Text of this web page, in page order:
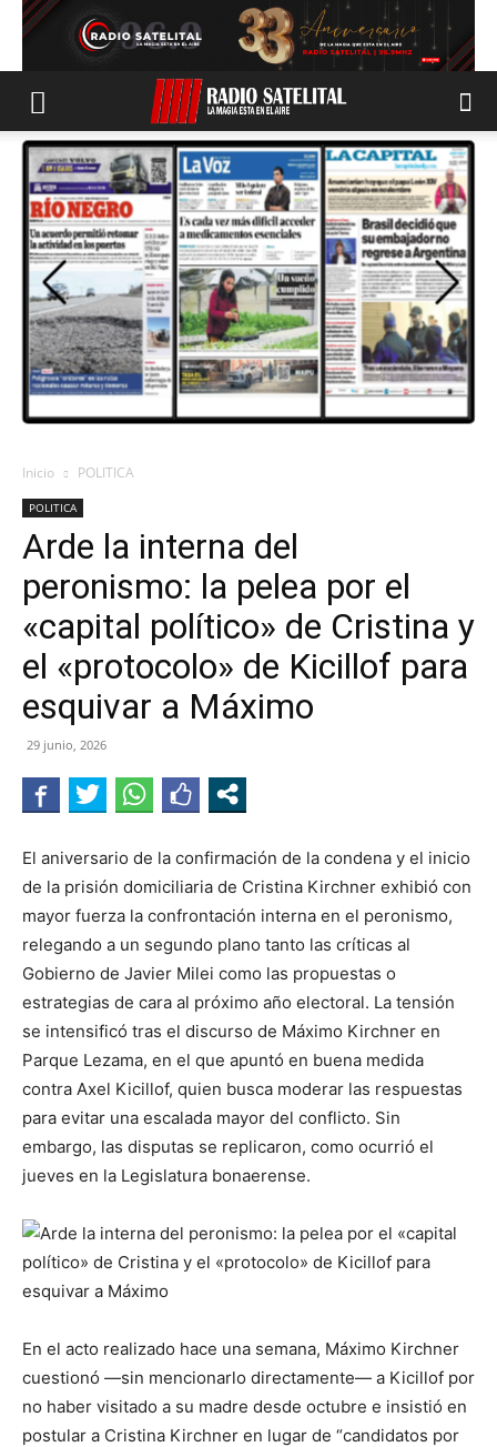
Inicio POLITICA
POLITICA
Arde la interna del
peronismo: la pelea por el
«capital político» de Cristina y
el «protocolo» de Kicillof para
esquivar a Máximo
29 junio, 2026
El aniversario de la confirmación de la condena y el inicio
de la prisión domiciliaria de Cristina Kirchner exhibió con
mayor fuerza la confrontación interna en el peronismo,
relegando a un segundo plano tanto las críticas al
Gobierno de Javier Milei como las propuestas o
estrategias de cara al próximo año electoral. La tensión
se intensificó tras el discurso de Máximo Kirchner en
Parque Lezama, en el que apuntó en buena medida
contra Axel Kicillof, quien busca moderar las respuestas
para evitar una escalada mayor del conflicto. Sin
embargo, las disputas se replicaron, como ocurrió el
jueves en la Legislatura bonaerense.
En el acto realizado hace una semana, Máximo Kirchner
cuestionó —sin mencionarlo directamente— a Kicillof por
no haber visitado a su madre desde octubre e insistió en
postular a Cristina Kirchner en lugar de “candidatos por